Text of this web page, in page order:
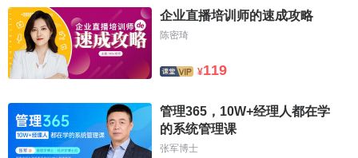
企业直播培训师的速成攻略
陈密琦
¥119
管理365，10W+经理人都在学
的系统管理课
张军博士